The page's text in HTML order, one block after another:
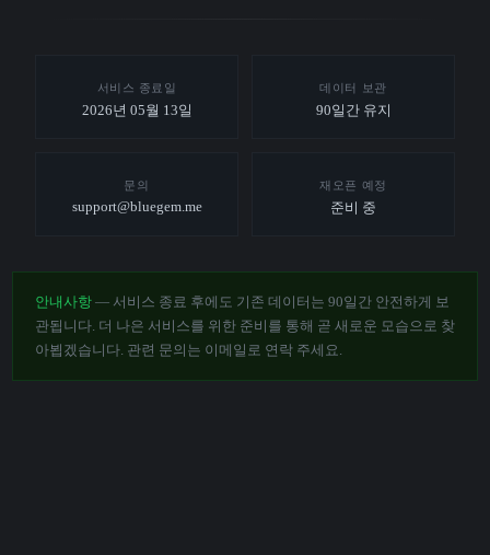
서비스 종료일
2026년 05월 13일
데이터 보관
90일간 유지
문의
support@bluegem.me
재오픈 예정
준비 중
안내사항 — 서비스 종료 후에도 기존 데이터는 90일간 안전하게 보
관됩니다. 더 나은 서비스를 위한 준비를 통해 곧 새로운 모습으로 찾
아뵙겠습니다. 관련 문의는 이메일로 연락 주세요.